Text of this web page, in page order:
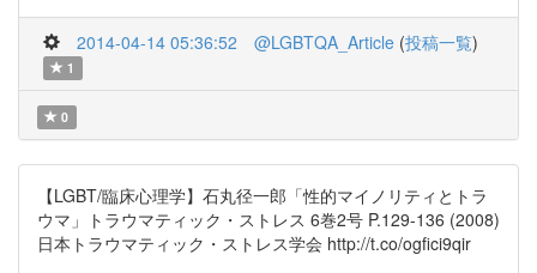
2014-04-14 05:36:52 @LGBTQA_Article (投稿一覧)
1
0
【LGBT/臨床心理学】石丸径一郎「性的マイノリティとトラ
ウマ」トラウマティック・ストレス 6巻2号 P.129-136 (2008)
日本トラウマティック・ストレス学会 http://t.co/ogfici9qir